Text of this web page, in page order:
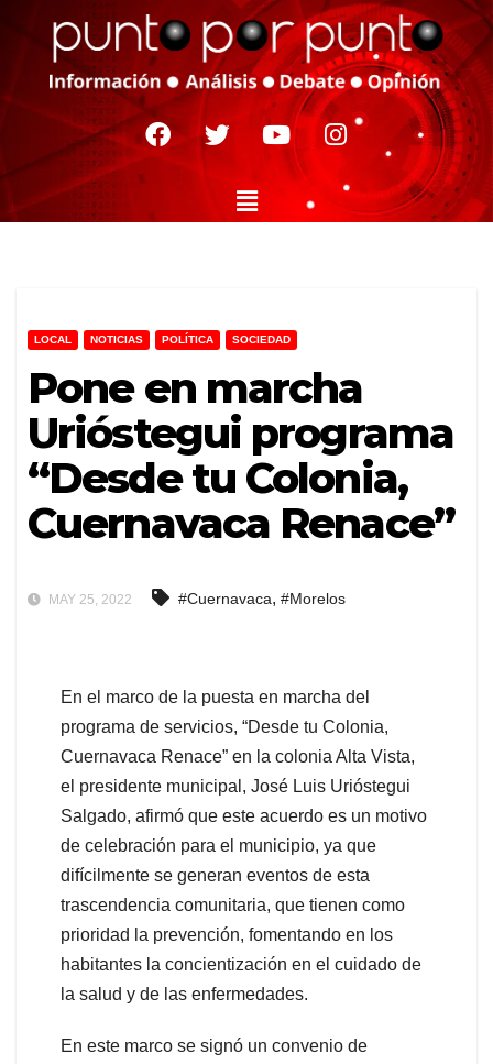
LOCAL NOTICIAS POLÍTICA SOCIEDAD
Pone en marcha
Urióstegui programa
“Desde tu Colonia,
Cuernavaca Renace”
MAY 25, 2022 #Cuernavaca, #Morelos
En el marco de la puesta en marcha del
programa de servicios, “Desde tu Colonia,
Cuernavaca Renace” en la colonia Alta Vista,
el presidente municipal, José Luis Urióstegui
Salgado, afirmó que este acuerdo es un motivo
de celebración para el municipio, ya que
difícilmente se generan eventos de esta
trascendencia comunitaria, que tienen como
prioridad la prevención, fomentando en los
habitantes la concientización en el cuidado de
la salud y de las enfermedades.
En este marco se signó un convenio de